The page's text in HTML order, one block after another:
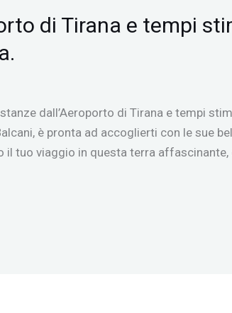
di Tirana e tempi
dall’Aeroporto di Tirana e tempi
è pronta ad accoglierti con le sue
il tuo viaggio in questa terra affascinante,